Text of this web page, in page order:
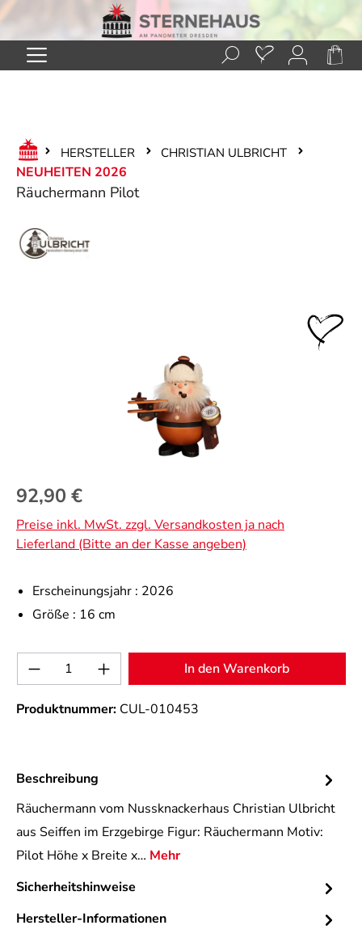
Zum Hauptinhalt springen
HERSTELLER CHRISTIAN ULBRICHT
NEUHEITEN 2026
Räuchermann Pilot
Regulärer Preis:
92,90 €
Preise inkl. MwSt. zzgl. Versandkosten ja nach
Lieferland (Bitte an der Kasse angeben)
Erscheinungsjahr : 2026
Größe : 16 cm
Produkt Anzahl: Gib den gewünschten
In den Warenkorb
Produktnummer: CUL-010453
Beschreibung
Räuchermann vom Nussknackerhaus Christian Ulbricht
aus Seiffen im Erzgebirge Figur: Räuchermann Motiv:
Pilot Höhe x Breite x… Mehr
Sicherheitshinweise
Hersteller-Informationen